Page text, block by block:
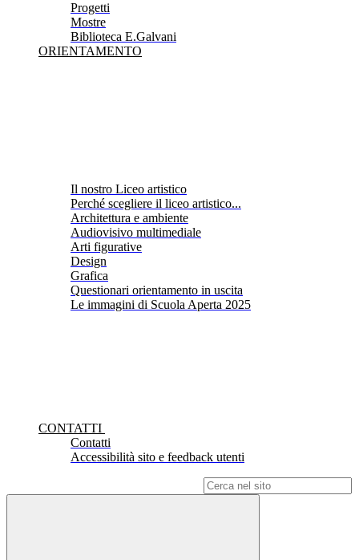
Progetti
Mostre
Biblioteca E.Galvani
ORIENTAMENTO
Il nostro Liceo artistico
Perché scegliere il liceo artistico...
Architettura e ambiente
Audiovisivo multimediale
Arti figurative
Design
Grafica
Questionari orientamento in uscita
Le immagini di Scuola Aperta 2025
CONTATTI
Contatti
Accessibilità sito e feedback utenti